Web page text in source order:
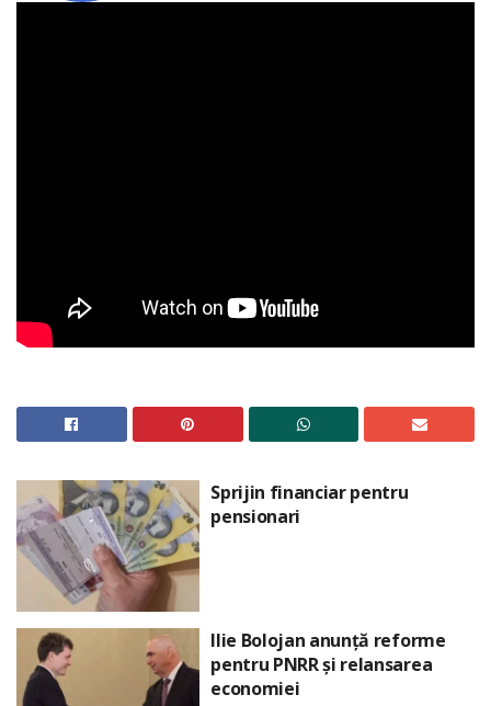
Sprijin financiar pentru
pensionari
Ilie Bolojan anunță reforme
pentru PNRR și relansarea
economiei